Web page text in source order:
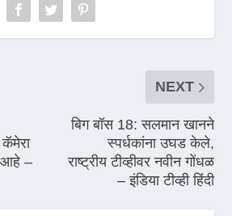
कॅमेरा
आहे –
NEXT
बिग बॉस 18: सलमान खानने
स्पर्धकांना उघड केले,
राष्ट्रीय टीव्हीवर नवीन गोंधळ
– इंडिया टीव्ही हिंदी